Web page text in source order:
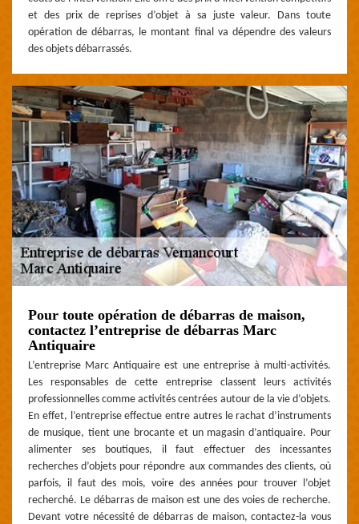
et des prix de reprises d’objet à sa juste valeur. Dans toute
opération de débarras, le montant final va dépendre des valeurs
des objets débarrassés.
Pour toute opération de débarras de maison,
contactez l’entreprise de débarras Marc
Antiquaire
L’entreprise Marc Antiquaire est une entreprise à multi-activités.
Les responsables de cette entreprise classent leurs activités
professionnelles comme activités centrées autour de la vie d’objets.
En effet, l’entreprise effectue entre autres le rachat d’instruments
de musique, tient une brocante et un magasin d’antiquaire. Pour
alimenter ses boutiques, il faut effectuer des incessantes
recherches d’objets pour répondre aux commandes des clients, où
parfois, il faut des mois, voire des années pour trouver l’objet
recherché. Le débarras de maison est une des voies de recherche.
Devant votre nécessité de débarras de maison, contactez-la vous